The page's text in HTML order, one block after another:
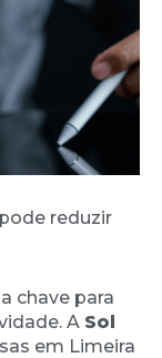
reduzir
chave para
A Sol
em Limeira